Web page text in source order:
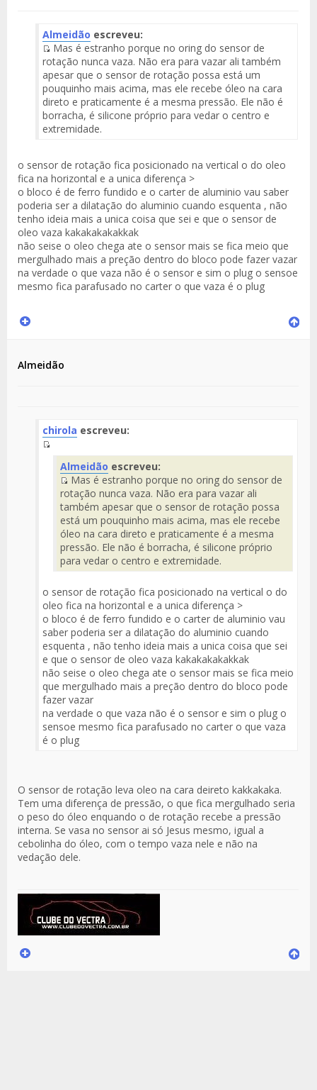
Almeidão escreveu:
Fuente
del
Mensaje
Mas é estranho porque no oring do sensor de
rotação nunca vaza. Não era para vazar ali também
apesar que o sensor de rotação possa está um
pouquinho mais acima, mas ele recebe óleo na cara
direto e praticamente é a mesma pressão. Ele não é
borracha, é silicone próprio para vedar o centro e
extremidade.
o sensor de rotação fica posicionado na vertical o do oleo
fica na horizontal e a unica diferença >
o bloco é de ferro fundido e o carter de aluminio vau saber
poderia ser a dilatação do aluminio cuando esquenta , não
tenho ideia mais a unica coisa que sei e que o sensor de
oleo vaza kakakakakakkak
não seise o oleo chega ate o sensor mais se fica meio que
mergulhado mais a preção dentro do bloco pode fazer vazar
na verdade o que vaza não é o sensor e sim o plug o sensoe
mesmo fica parafusado no carter o que vaza é o plug
Almeidão
chirola escreveu:
Fuente
del
Mensaje
Almeidão escreveu:
Fuente
del
Mensaje
Mas é estranho porque no oring do sensor de
rotação nunca vaza. Não era para vazar ali
também apesar que o sensor de rotação possa
está um pouquinho mais acima, mas ele recebe
óleo na cara direto e praticamente é a mesma
pressão. Ele não é borracha, é silicone próprio
para vedar o centro e extremidade.
o sensor de rotação fica posicionado na vertical o do
oleo fica na horizontal e a unica diferença >
o bloco é de ferro fundido e o carter de aluminio vau
saber poderia ser a dilatação do aluminio cuando
esquenta , não tenho ideia mais a unica coisa que sei
e que o sensor de oleo vaza kakakakakakkak
não seise o oleo chega ate o sensor mais se fica meio
que mergulhado mais a preção dentro do bloco pode
fazer vazar
na verdade o que vaza não é o sensor e sim o plug o
sensoe mesmo fica parafusado no carter o que vaza
é o plug
O sensor de rotação leva oleo na cara deireto kakkakaka.
Tem uma diferença de pressão, o que fica mergulhado seria
o peso do óleo enquando o de rotação recebe a pressão
interna. Se vasa no sensor ai só Jesus mesmo, igual a
cebolinha do óleo, com o tempo vaza nele e não na
vedação dele.